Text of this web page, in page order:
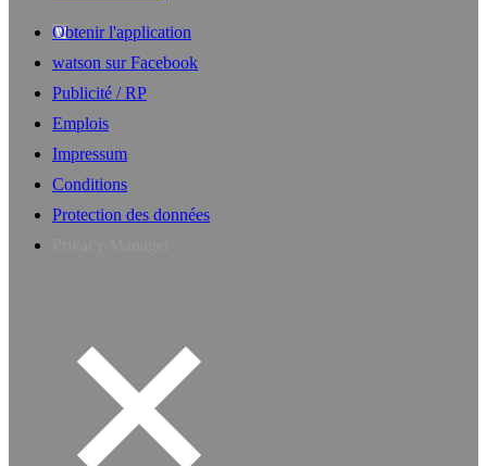
Obtenir l'application
watson sur Facebook
Publicité / RP
Emplois
Impressum
Conditions
Protection des données